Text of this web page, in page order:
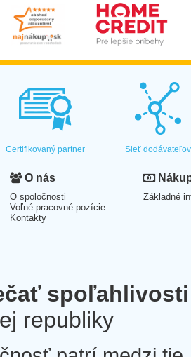
Certifikovaný partner Sieť dodávateľov
O nás
O spoločnosti
Voľné pracovné pozície
Kontakty
Základné
spoľahlivosti
republiky